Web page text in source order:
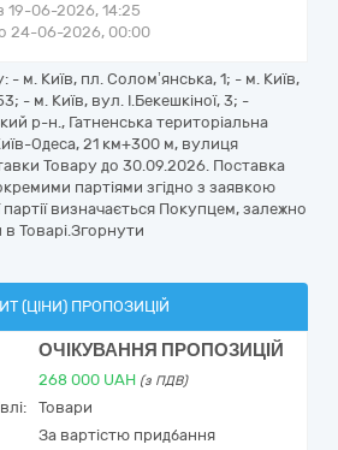
19-06-2026, 14:25
24-06-2026, 00:00
- м. Київ, пл. Солом’янська, 1; - м. Київ,
- м. Київ, вул. І.Бекешкіної, 3; -
р-н., Гатненська територіальна
Одеса, 21 км+300 м, вулиця
Товару до 30.09.2026. Поставка
партіями згідно з заявкою
визначається Покупцем, залежно
в Товарі.Згорнути
(ЦІНИ) ПРОПОЗИЦІЙ
ОЧІКУВАННЯ ПРОПОЗИЦІЙ
268 000 UAH (з ПДВ)
Товари
За вартістю придбання